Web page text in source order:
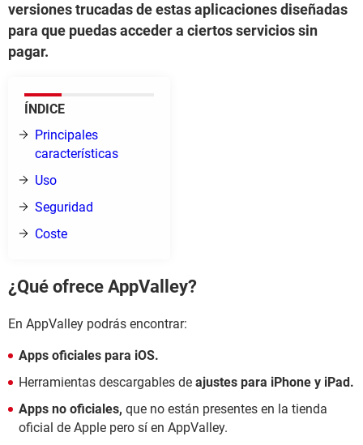
versiones trucadas de estas aplicaciones diseñadas
para que puedas acceder a ciertos servicios sin
pagar.
ÍNDICE
Principales
características
Uso
Seguridad
Coste
¿Qué ofrece AppValley?
En AppValley podrás encontrar:
Apps oficiales para iOS.
Herramientas descargables de ajustes para iPhone y iPad.
Apps no oficiales, que no están presentes en la tienda
oficial de Apple pero sí en AppValley.